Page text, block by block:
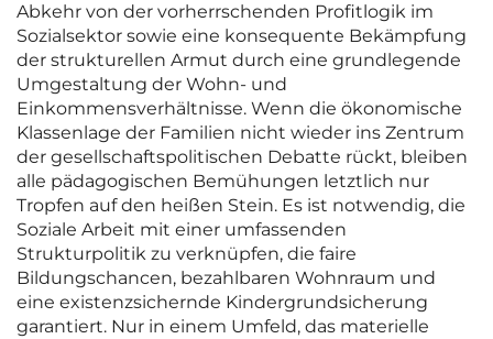
Abkehr von der vorherrschenden Profitlogik im
Sozialsektor sowie eine konsequente Bekämpfung
der strukturellen Armut durch eine grundlegende
Umgestaltung der Wohn- und
Einkommensverhältnisse. Wenn die ökonomische
Klassenlage der Familien nicht wieder ins Zentrum
der gesellschaftspolitischen Debatte rückt, bleiben
alle pädagogischen Bemühungen letztlich nur
Tropfen auf den heißen Stein. Es ist notwendig, die
Soziale Arbeit mit einer umfassenden
Strukturpolitik zu verknüpfen, die faire
Bildungschancen, bezahlbaren Wohnraum und
eine existenzsichernde Kindergrundsicherung
garantiert. Nur in einem Umfeld, das materielle